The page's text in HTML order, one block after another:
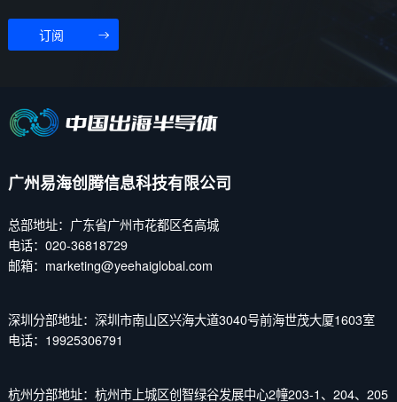
订阅
广州易海创腾信息科技有限公司
总部地址：广东省广州市花都区名高城
电话：020-36818729
邮箱：marketing@yeehaiglobal.com
深圳分部地址：深圳市南山区兴海大道3040号前海世茂大厦1603室
电话：19925306791
杭州分部地址：杭州市上城区创智绿谷发展中心2幢203-1、204、205